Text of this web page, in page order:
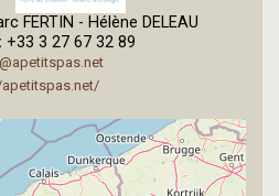
FERTIN - Hélène DELEAU
+33 3 27 67 32 89